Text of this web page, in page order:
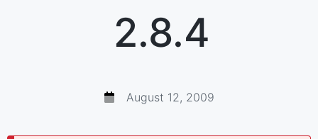
2.8.4
August 12, 2009